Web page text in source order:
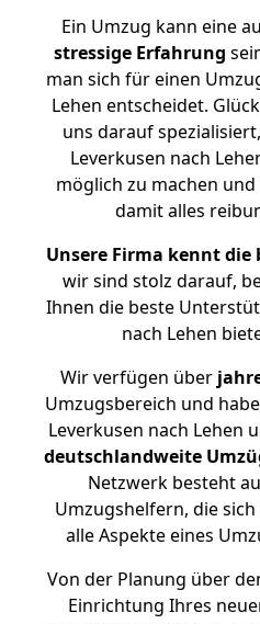
Ein Umzug kann eine
stressige Erfahrung
man sich für einen
Lehen entscheidet.
uns darauf
Leverkusen nach
möglich zu machen und
damit alles
Unsere Firma kennt die
wir sind stolz darauf,
Ihnen die beste
nach Lehen
Wir verfügen über
Umzugsbereich und
Leverkusen nach Lehen
deutschlandweite
Netzwerk besteht
Umzugshelfern, die
alle Aspekte eines
Von der Planung über
Einrichtung Ihres